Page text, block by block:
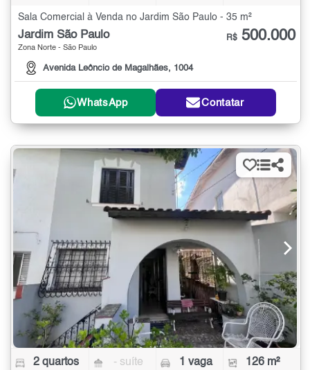
Sala Comercial à Venda no Jardim São Paulo - 35 m²
Jardim São Paulo
Zona Norte - São Paulo
Avenida Leôncio de Magalhães, 1004
R$ 500.000
WhatsApp Contatar
2 quartos - suíte 1 vaga 126 m²